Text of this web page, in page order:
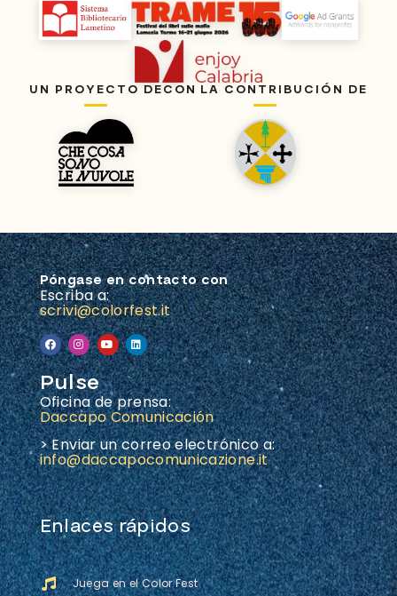
UN PROYECTO DECON LA CONTRIBUCIÓN DE
Póngase en contacto con
Escriba a:
scrivi@colorfest.it
Pulse
Oficina de prensa:
Daccapo Comunicación
> Enviar un correo electrónico a:
info@daccapocomunicazione.it
Enlaces rápidos
Juega en el Color Fest